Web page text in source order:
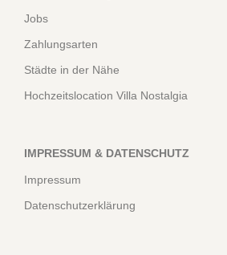
Jobs
Zahlungsarten
Städte in der Nähe
Hochzeitslocation Villa Nostalgia
IMPRESSUM & DATENSCHUTZ
Impressum
Datenschutzerklärung